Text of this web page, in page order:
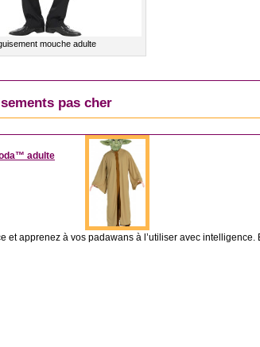
mouche adulte
pas cher
DÉGUISEMENT HOMME
adulte
et apprenez à vos padawans à l’utiliser avec intelligence.